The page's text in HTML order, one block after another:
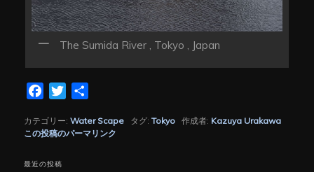
The Sumida River , Tokyo , Japan
FacebookTwitter
カテゴリー:Water Scape タグ:Tokyo 作成者: Kazuya Urakawa
この投稿のパーマリンク
最近の投稿